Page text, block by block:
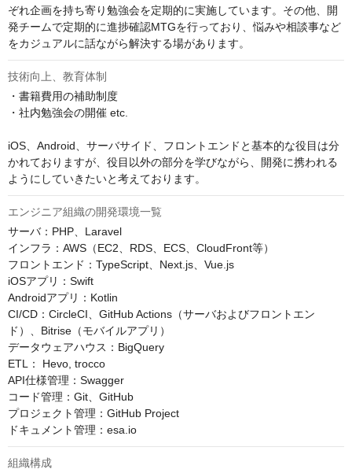
ぞれ企画を持ち寄り勉強会を定期的に実施しています。その他、開
発チームで定期的に進捗確認MTGを行っており、悩みや相談事など
をカジュアルに話ながら解決する場があります。
技術向上、教育体制
・書籍費用の補助制度
・社内勉強会の開催 etc.
iOS、Android、サーバサイド、フロントエンドと基本的な役目は分
かれておりますが、役目以外の部分を学びながら、開発に携われる
ようにしていきたいと考えております。
エンジニア組織の開発環境一覧
サーバ：PHP、Laravel
インフラ：AWS（EC2、RDS、ECS、CloudFront等）
フロントエンド：TypeScript、Next.js、Vue.js
iOSアプリ：Swift
Androidアプリ：Kotlin
CI/CD：CircleCI、GitHub Actions（サーバおよびフロントエン
ド）、Bitrise（モバイルアプリ）
データウェアハウス：BigQuery
ETL： Hevo, trocco
API仕様管理：Swagger
コード管理：Git、GitHub
プロジェクト管理：GitHub Project
ドキュメント管理：esa.io
組織構成